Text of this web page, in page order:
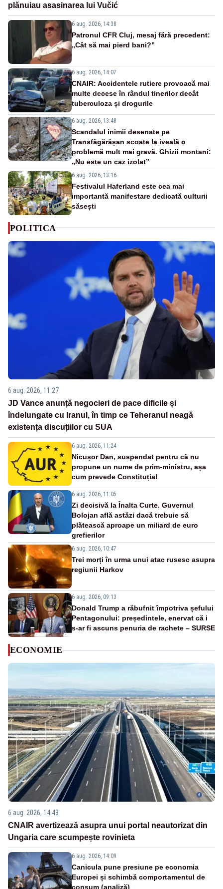
plănuiau asasinarea lui Vučić
6 aug. 2026, 14:38
Patronul CFR Cluj, mesaj fără precedent:
„Cât să mai pierd bani?”
6 aug. 2026, 14:07
CNAIR: Accidentele rutiere provoacă mai
multe decese în rândul tinerilor decât
tuberculoza și drogurile
6 aug. 2026, 13:48
Scandalul inimii desenate pe
Transfăgărășan scoate la iveală o
problemă mult mai gravă. Ghizii montani:
„Nu este un caz izolat”
6 aug. 2026, 13:16
Festivalul Haferland este cea mai
importantă manifestare dedicată culturii
săsești
POLITICA
6 aug. 2026, 11:27
JD Vance anunță negocieri de pace dificile și
îndelungate cu Iranul, în timp ce Teheranul neagă
existența discuțiilor cu SUA
6 aug. 2026, 11:24
Nicușor Dan, suspendat pentru că nu
propune un nume de prim-ministru, așa
cum prevede Constituția!
6 aug. 2026, 11:05
Zi decisivă la Înalta Curte. Guvernul
Bolojan află astăzi dacă trebuie să
plătească aproape un miliard de euro
grefierilor
6 aug. 2026, 10:47
Trei morți în urma unui atac rusesc asupra
regiunii Harkov
6 aug. 2026, 09:13
Donald Trump a răbufnit împotriva șefului
Pentagonului: președintele, enervat că i
s-ar fi ascuns penuria de rachete – SURSE
ECONOMIE
6 aug. 2026, 14:43
CNAIR avertizează asupra unui portal neautorizat din
Ungaria care scumpește rovinieta
6 aug. 2026, 14:09
Canicula pune presiune pe economia
Europei și schimbă comportamentul de
consum (analiză)